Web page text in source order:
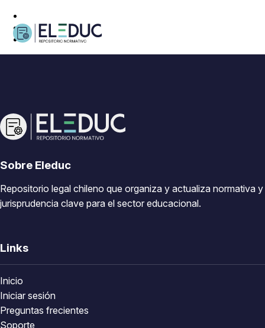
Sobre Eleduc
Repositorio legal chileno que organiza y actualiza normativa y
jurisprudencia clave para el sector educacional.
Links
Inicio
Iniciar sesión
Preguntas frecientes
Soporte